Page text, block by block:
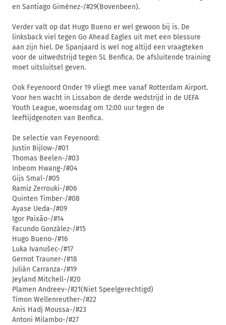
en Santiago Giménez-/#29(Bovenbeen).
Verder valt op dat Hugo Bueno er wel gewoon bij is. De
linksback viel tegen Go Ahead Eagles uit met een blessure
aan zijn hiel. De Spanjaard is wel nog altijd een vraagteken
voor de uitwedstrijd tegen SL Benfica. De afsluitende training
moet uitsluitsel geven.
Ook Feyenoord Onder 19 vliegt mee vanaf Rotterdam Airport.
Voor hen wacht in Lissabon de derde wedstrijd in de UEFA
Youth League, woensdag om 12:00 uur tegen de
leeftijdgenoten van Benfica.
De selectie van Feyenoord:
Justin Bijlow-/#01
Thomas Beelen-/#03
Inbeom Hwang-/#04
Gijs Smal-/#05
Ramiz Zerrouki-/#06
Quinten Timber-/#08
Ayase Ueda-/#09
Igor Paixão-/#14
Facundo González-/#15
Hugo Bueno-/#16
Luka Ivanušec-/#17
Gernot Trauner-/#18
Julián Carranza-/#19
Jeyland Mitchell-/#20
Plamen Andreev-/#21(Niet Speelgerechtigd)
Timon Wellenreuther-/#22
Anis Hadj Moussa-/#23
Antoni Milambo-/#27